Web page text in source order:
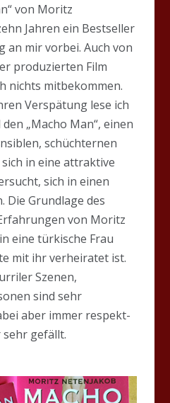
von Moritz
Jahren ein Bestseller
an mir vorbei. Auch von
produzierten Film
nichts mitbekommen.
Verspätung lese ich
„Macho Man“, einen
schüchternen
in eine attraktive
sich in einen
Die Grundlage des
von Moritz
eine türkische Frau
mit ihr verheiratet ist.
Szenen,
sind sehr
aber immer respekt-
sehr gefällt.